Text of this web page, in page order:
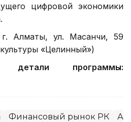
цифровой экономики
г. Алматы, ул. Масанчи, 59
«Целинный»)
детали программы:
Финансовый рынок РК